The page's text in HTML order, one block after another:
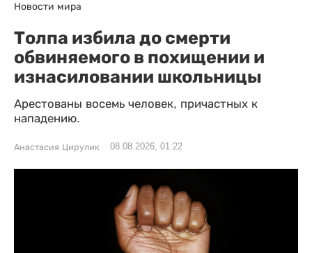
Новости мира
Толпа избила до смерти
обвиняемого в похищении и
изнасиловании школьницы
Арестованы восемь человек, причастных к
нападению.
Анастасия Цирулик 08.08.2026, 01:22